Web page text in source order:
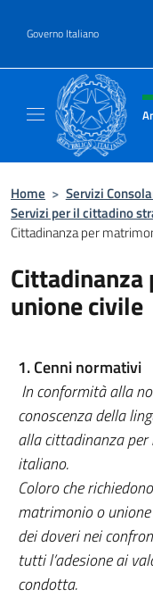
Governo Italiano
Intestazione
Home > Servizi
Servizi per il cittadino
Cittadinanza per
unione civile
1. Cenni normativi
In conformità alla
conoscenza della
alla cittadinanza
italiano.
Coloro che
matrimonio o
dei doveri nei
tutti l’adesione ai
condotta.